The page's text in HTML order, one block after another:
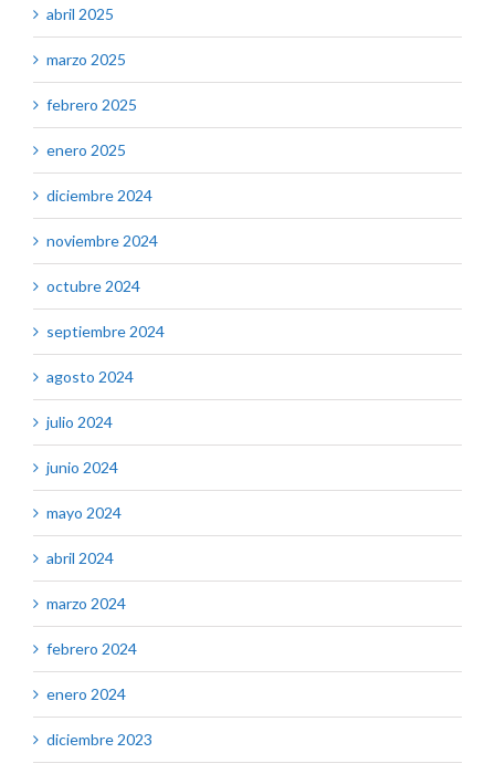
abril 2025
marzo 2025
febrero 2025
enero 2025
diciembre 2024
noviembre 2024
octubre 2024
septiembre 2024
agosto 2024
julio 2024
junio 2024
mayo 2024
abril 2024
marzo 2024
febrero 2024
enero 2024
diciembre 2023